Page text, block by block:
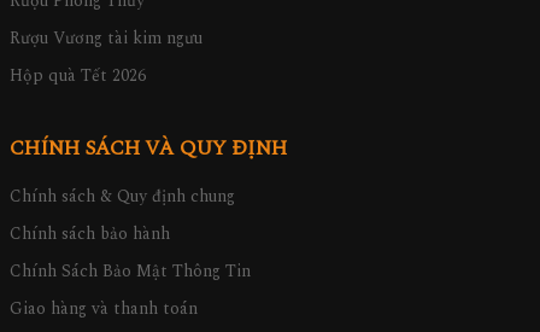
Rượu Vương tài kim ngưu
Hộp quà Tết 2026
CHÍNH SÁCH VÀ QUY ĐỊNH
Chính sách & Quy định chung
Chính sách bảo hành
Chính Sách Bảo Mật Thông Tin
Giao hàng và thanh toán